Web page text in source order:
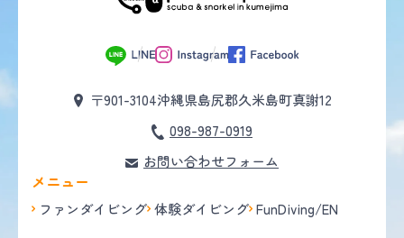
〒901-3104沖縄県島尻郡久米島町真謝12
098-987-0919
お問い合わせフォーム
メニュー
ファンダイビング 体験ダイビング FunDiving/EN